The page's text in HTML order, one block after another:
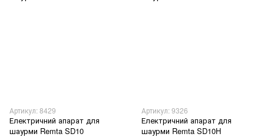
Артикул: 8429
Електричний апарат для
шаурми Remta SD10
Артикул: 9326
Електричний апарат для
шаурми Remta SD10H